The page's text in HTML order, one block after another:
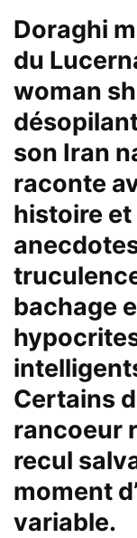
Doraghi
du
woman
son Iran
raconte
histoire
bachage
Certains
rancoeur
recul
moment
variable.